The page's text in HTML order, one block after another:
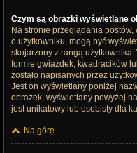
Czym są obrazki wyświetlane
Na stronie przeglądania
o użytkowniku, mogą być
skojarzony z rangą
formie gwiazdek, kwadracików
zostało napisanych przez
Jest on wyświetlany poniżej
obrazek, wyświetlany powyżej
jest unikatowy lub osobisty dla
Na górę